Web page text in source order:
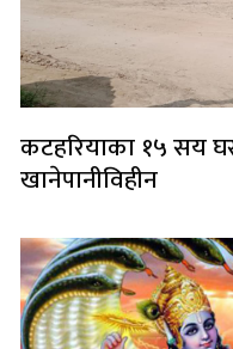
कटहरियाका १५ सय
खानेपानीविहीन